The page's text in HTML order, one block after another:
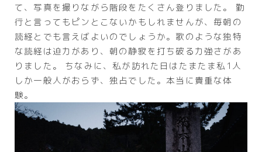
て、写真を撮りながら階段をたくさん登りました。 勤
行と言ってもピンとこないかもしれませんが、毎朝の
読経とでも言えばよいのでしょうか。歌のような独特
な読経は迫力があり、朝の静寂を打ち破る力強さがあ
りました。 ちなみに、私が訪れた日はたまたま私1人
しか一般人がおらず、独占でした。本当に貴重な体
験。